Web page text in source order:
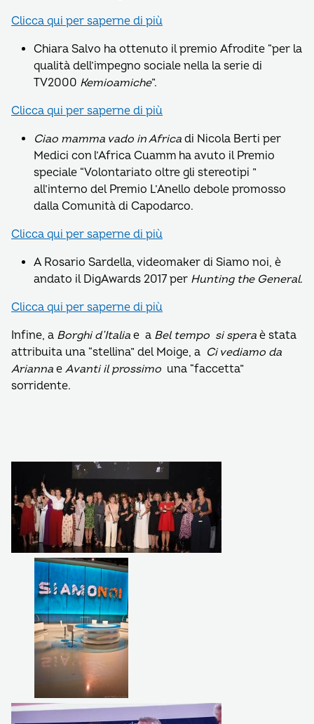
Clicca qui per saperne di più
Chiara Salvo ha ottenuto il premio Afrodite “per la
qualità dell’impegno sociale nella la serie di
TV2000 Kemioamiche”.
Clicca qui per saperne di più
Ciao mamma vado in Africa di Nicola Berti per
Medici con l’Africa Cuamm ha avuto il Premio
speciale “Volontariato oltre gli stereotipi ”
all’interno del Premio L’Anello debole promosso
dalla Comunità di Capodarco.
Clicca qui per saperne di più
A Rosario Sardella, videomaker di Siamo noi, è
andato il DigAwards 2017 per Hunting the General.
Clicca qui per saperne di più
Infine, a Borghi d’Italia e a Bel tempo si spera è stata
attribuita una “stellina” del Moige, a Ci vediamo da
Arianna e Avanti il prossimo una “faccetta”
sorridente.